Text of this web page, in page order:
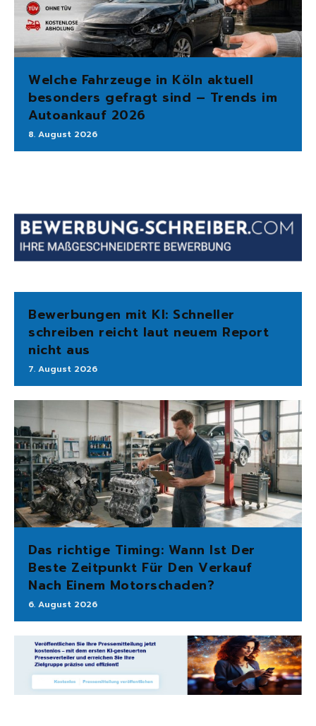
Welche Fahrzeuge in Köln aktuell
besonders gefragt sind – Trends im
Autoankauf 2026
8. August 2026
Bewerbungen mit KI: Schneller
schreiben reicht laut neuem Report
nicht aus
7. August 2026
Das richtige Timing: Wann Ist Der
Beste Zeitpunkt Für Den Verkauf
Nach Einem Motorschaden?
6. August 2026